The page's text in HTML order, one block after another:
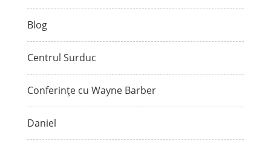
Blog
Centrul Surduc
Conferințe cu Wayne Barber
Daniel